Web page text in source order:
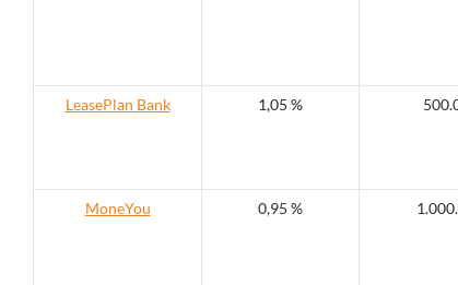
LeasePlan Bank 1,05 %
MoneYou 0,95 %